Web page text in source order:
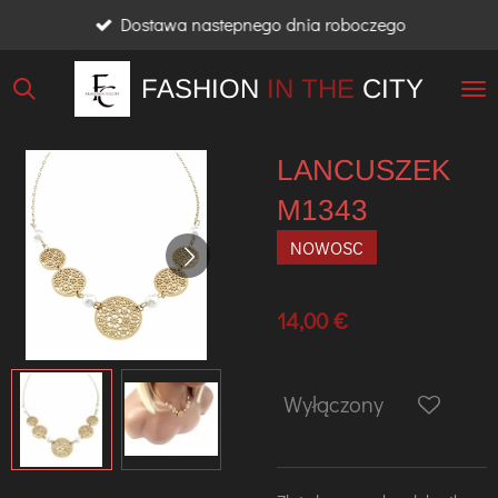
głównej
FASHION IN THE CITY
Dostawa nastepnego dnia roboczego
LANCUSZEK
M1343
NOWOSC
14,00 €
Wyłączony